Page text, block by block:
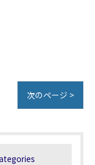
次のページ >